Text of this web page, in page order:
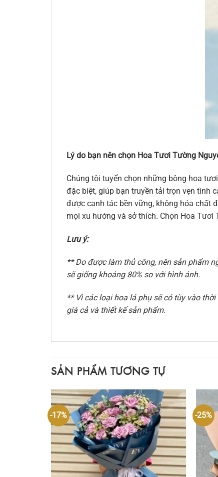
Lý do bạn nên chọn Hoa Tươi Tường
Chúng tôi tuyển chọn những bông hoa
đặc biệt, giúp bạn truyền tải trọn vẹn tình
được canh tác bền vững, không hóa chất
mọi xu hướng và sở thích. Chọn Hoa
Lưu ý:
** Do được làm thủ công, nên sản phẩm
sẽ giống khoảng 80% so với hình ảnh.
** Vì các loại hoa lá phụ sẽ có tùy vào
giá cả và thiết kế sản phẩm.
SẢN PHẨM TƯƠNG TỰ
-17% -25%